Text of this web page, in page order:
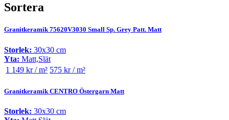
Sortera
Granitkeramik 75620V3030 Small Sp. Grey Patt. Matt
Storlek: 30x30 cm
Yta: Matt,Slät
1 149 kr / m² 575 kr / m²
Granitkeramik CENTRO Östergarn Matt
Storlek: 30x30 cm